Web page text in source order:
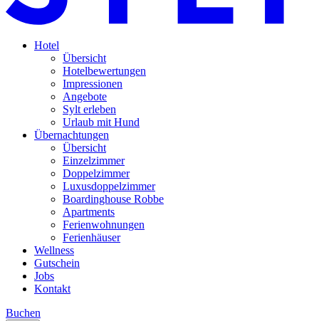
Hotel
Übersicht
Hotelbewertungen
Impressionen
Angebote
Sylt erleben
Urlaub mit Hund
Übernachtungen
Übersicht
Einzelzimmer
Doppelzimmer
Luxusdoppelzimmer
Boardinghouse Robbe
Apartments
Ferienwohnungen
Ferienhäuser
Wellness
Gutschein
Jobs
Kontakt
Buchen